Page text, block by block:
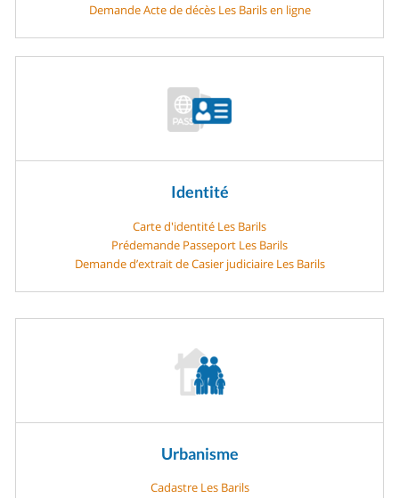
Demande Acte de décès Les Barils en ligne
Identité
Carte d'identité Les Barils
Prédemande Passeport Les Barils
Demande d’extrait de Casier judiciaire Les Barils
Urbanisme
Cadastre Les Barils